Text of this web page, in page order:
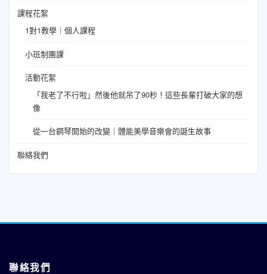
課程花絮
1對1教學｜個人課程
小班制團課
活動花絮
「我老了不行啦」然後他就吊了90秒！這些長輩打破大家的想
像
從一台鋼琴開始的改變｜體能美學音樂會的誕生故事
聯絡我們
聯絡我們